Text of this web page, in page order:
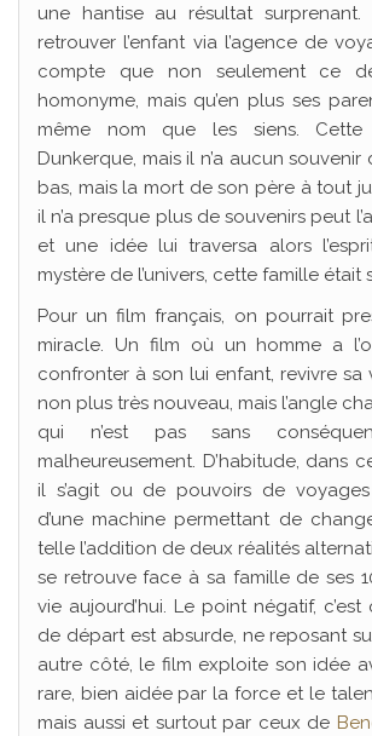
une hantise au résultat surprenant.
retrouver l’enfant via l’agence de
compte que non seulement ce
homonyme, mais qu’en plus ses
même nom que les siens.
Dunkerque, mais il n’a aucun souvenir
bas, mais la mort de son père à tout
il n’a presque plus de souvenirs peut
et une idée lui traversa alors
mystère de l’univers, cette famille était
Pour un film français, on pourrait
miracle. Un film où un homme a
confronter à son lui enfant, revivre sa
non plus très nouveau, mais l’angle
qui n’est pas sans
malheureusement. D’habitude, dans
il s’agit ou de pouvoirs de
d’une machine permettant de
telle l’addition de deux réalités
se retrouve face à sa famille de ses
vie aujourd’hui. Le point négatif,
de départ est absurde, ne reposant
autre côté, le film exploite son idée
rare, bien aidée par la force et le
mais aussi et surtout par ceux de